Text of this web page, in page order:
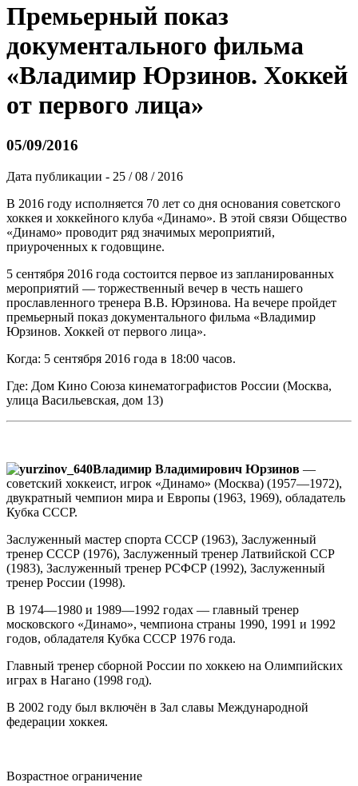
Премьерный показ
документального фильма
«Владимир Юрзинов. Хоккей
от первого лица»
05/09/2016
Дата публикации - 25 / 08 / 2016
В 2016 году исполняется 70 лет со дня основания советского
хоккея и хоккейного клуба «Динамо». В этой связи Общество
«Динамо» проводит ряд значимых мероприятий,
приуроченных к годовщине.
5 сентября 2016 года состоится первое из запланированных
мероприятий — торжественный вечер в честь нашего
прославленного тренера В.В. Юрзинова. На вечере пройдет
премьерный показ документального фильма «Владимир
Юрзинов. Хоккей от первого лица».
Когда: 5 сентября 2016 года в 18:00 часов.
Где: Дом Кино Союза кинематографистов России (Москва,
улица Васильевская, дом 13)
Владимир Владимирович Юрзинов —
советский хоккеист, игрок «Динамо» (Москва) (1957—1972),
двукратный чемпион мира и Европы (1963, 1969), обладатель
Кубка СССР.
Заслуженный мастер спорта СССР (1963), Заслуженный
тренер СССР (1976), Заслуженный тренер Латвийской ССР
(1983), Заслуженный тренер РСФСР (1992), Заслуженный
тренер России (1998).
В 1974—1980 и 1989—1992 годах — главный тренер
московского «Динамо», чемпиона страны 1990, 1991 и 1992
годов, обладателя Кубка СССР 1976 года.
Главный тренер сборной России по хоккею на Олимпийских
играх в Нагано (1998 год).
В 2002 году был включён в Зал славы Международной
федерации хоккея.
Возрастное ограничение